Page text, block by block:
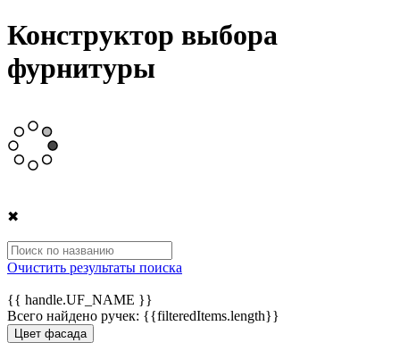
Конструктор выбора
фурнитуры
✖
Очистить результаты поиска
{{ handle.UF_NAME }}
Всего найдено ручек: {{filteredItems.length}}
Цвет фасада